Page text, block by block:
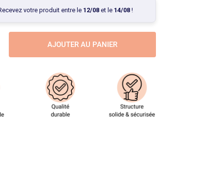
votre produit entre le 12/08et le 14/08!
AJOUTER AU PANIER